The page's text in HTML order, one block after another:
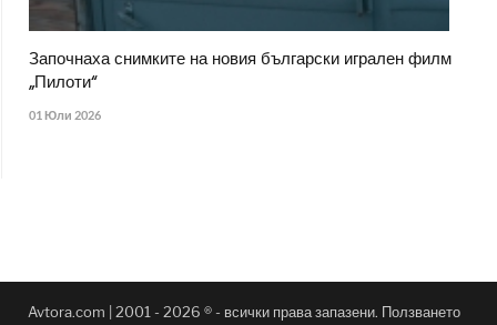
Започнаха снимките на новия български игрален филм
„Пилоти“
01 Юли 2026
Avtora.com | 2001 - 2026 ® - всички права запазени. Ползването